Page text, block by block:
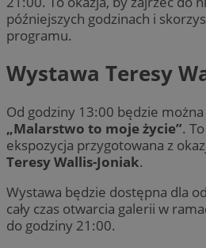
późniejszych godzinach i
programu.
Wystawa Teresy
Od godziny 13:00 będzie
„Malarstwo to moje życie”.
ekspozycja przygotowana z
Teresy Wallis-Joniak.
Wystawa będzie dostępna dla
cały czas otwarcia galerii w
do godziny 21:00.